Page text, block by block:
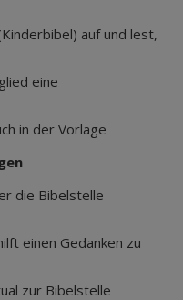
auf und lest,
eine
in der Vorlage
die Bibelstelle
einen Gedanken zu
zur Bibelstelle